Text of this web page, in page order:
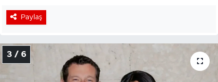
Paylaş
3 / 6